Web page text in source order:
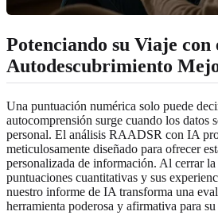
Potenciando su Viaje con
Autodescubrimiento
Una puntuación numérica solo puede
autocomprensión surge cuando los datos
personal. El análisis RAADSR con IA
meticulosamente diseñado para ofrecer
personalizada de información. Al cerrar la
puntuaciones cuantitativas y sus
nuestro informe de IA transforma una
herramienta poderosa y afirmativa para